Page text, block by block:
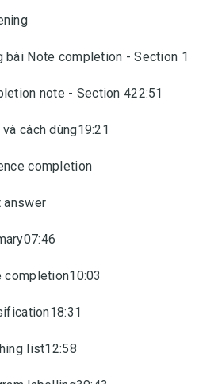
bài Note completion - Section 1
note - Section 422:51
cách dùng19:21
completion
answer
completion10:03
list12:58